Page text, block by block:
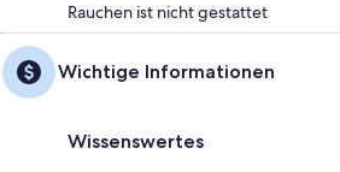
Rauchen ist nicht gestattet
Wichtige Informationen
Wissenswertes